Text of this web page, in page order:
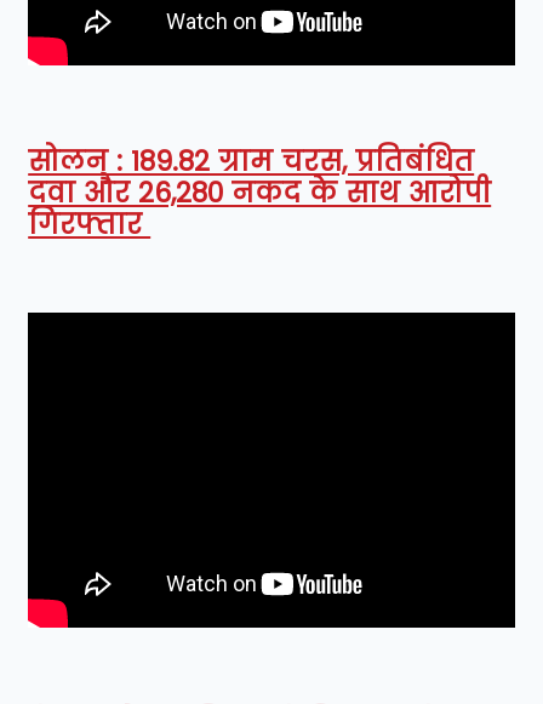
सोलन : 189.82 ग्राम चरस, प्रतिबंधित
दवा और 26,280 नकद के साथ आरोपी
गिरफ्तार